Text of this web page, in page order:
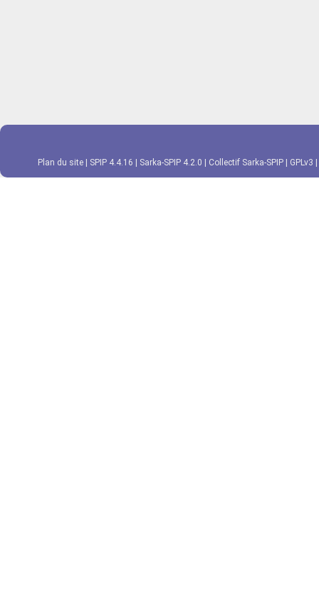
Plan du site SPIP 4.4.16 Sarka-SPIP 4.2.0 Collectif Sarka-SPIP GPLv3